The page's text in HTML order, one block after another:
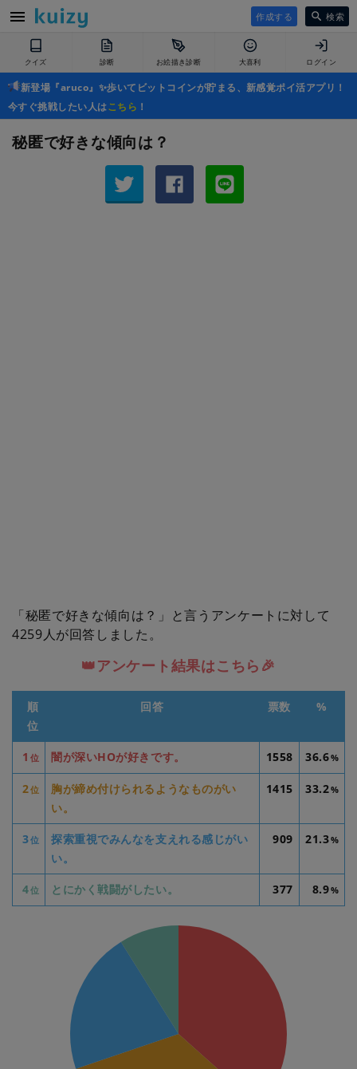
作成する 検索
クイズ 診断 お絵描き診断 大喜利 ログイン
新登場『aruco』✨歩いてビットコインが貯まる、新感覚ポイ活アプリ！
今すぐ挑戦したい人はこちら ！
秘匿で好きな傾向は？
「秘匿で好きな傾向は？」と言うアンケートに対して
4259人が回答しました。
👑アンケート結果はこちら🎉
順
位
回答 票数 %
1 位 闇が深いHOが好きです。 1558 36.6%
2位
胸が締め付けられるようなものがい
い。
1415 33.2%
3位
探索重視でみんなを支えれる感じがい
い。
909 21.3%
4位 とにかく戦闘がしたい。 377 8.9%